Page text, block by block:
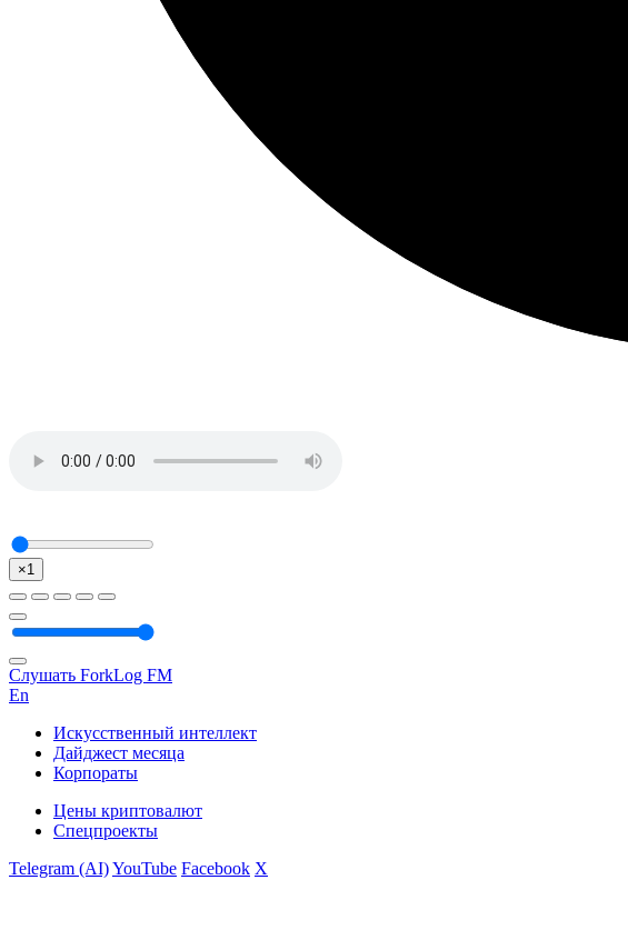
×1
Слушать ForkLog FM
En
Искусственный интеллект
Дайджест месяца
Корпораты
Цены криптовалют
Спецпроекты
Telegram (AI)YouTube Facebook X